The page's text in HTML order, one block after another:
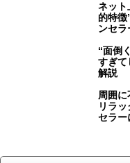
ネット
的特
ンセラ
“面倒
すぎ
解説
周囲
リラ
セラー